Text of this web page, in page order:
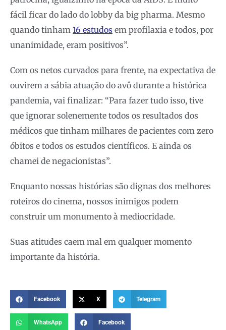
fácil ficar do lado do lobby da big pharma. Mesmo
quando tinham 16 estudos em profilaxia e todos, por
unanimidade, eram positivos”.
Com os netos curvados para frente, na expectativa de
ouvirem a sábia atuação do avô durante a histórica
pandemia, vai finalizar: “Para fazer tudo isso, tive
que ignorar solenemente todos os resultados dos
médicos que tinham milhares de pacientes com zero
óbitos e todos os estudos científicos. E ainda os
chamei de negacionistas”.
Enquanto nossas histórias são dignas dos melhores
roteiros do cinema, nossos inimigos podem
construir um monumento à mediocridade.
Suas atitudes caem mal em qualquer momento
importante da história.
Facebook X Telegram
WhatsApp Facebook